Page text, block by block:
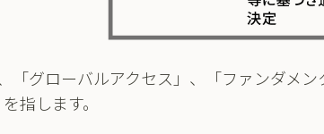
グローバルアクセス」、「ファンダメ
指します。